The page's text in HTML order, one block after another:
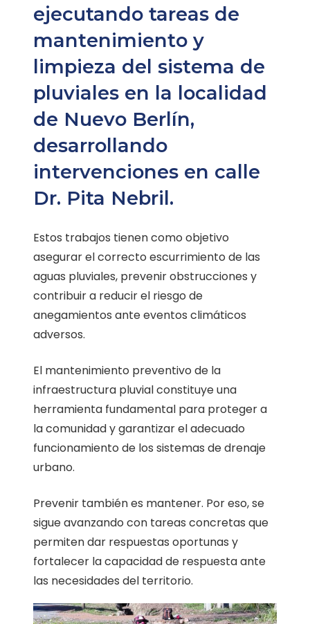
ejecutando tareas de
mantenimiento y
limpieza del sistema de
pluviales en la localidad
de Nuevo Berlín,
desarrollando
intervenciones en calle
Dr. Pita Nebril.
Estos trabajos tienen como objetivo
asegurar el correcto escurrimiento de las
aguas pluviales, prevenir obstrucciones y
contribuir a reducir el riesgo de
anegamientos ante eventos climáticos
adversos.
El mantenimiento preventivo de la
infraestructura pluvial constituye una
herramienta fundamental para proteger a
la comunidad y garantizar el adecuado
funcionamiento de los sistemas de drenaje
urbano.
Prevenir también es mantener. Por eso, se
sigue avanzando con tareas concretas que
permiten dar respuestas oportunas y
fortalecer la capacidad de respuesta ante
las necesidades del territorio.